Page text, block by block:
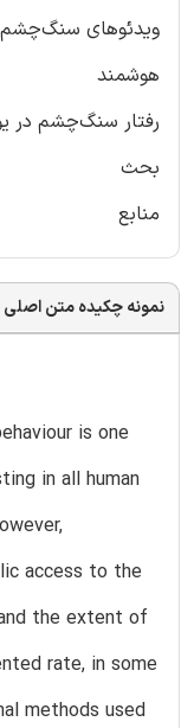
ویدئوهای سنگ‌چشم
هوشمند
رفتار سنگ‌چشم در
بحث
منابع
نمونه چکیده متن اصلی
is one
in all human
access to the
the extent of
rate, in some
methods used